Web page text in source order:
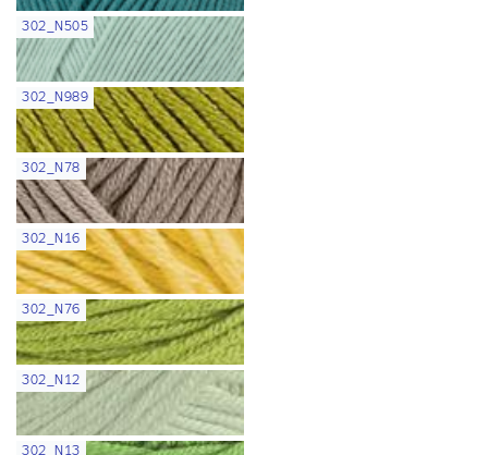
302_N505
302_N989
302_N78
302_N16
302_N76
302_N12
302_N13